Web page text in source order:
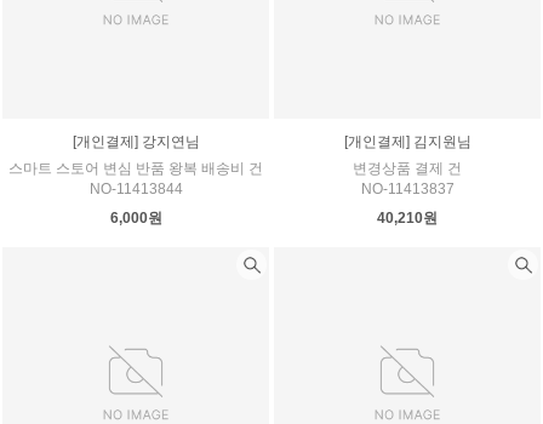
[개인결제] 강지연님
스마트 스토어 변심 반품 왕복 배송비 건
NO-11413844
6,000원
[개인결제] 김지원님
변경상품 결제 건
NO-11413837
40,210원